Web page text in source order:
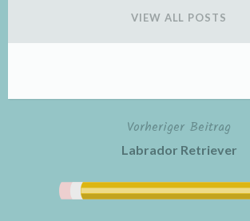
VIEW ALL POSTS
BeitragsnavigationVorheriger Beitrag
Labrador Retriever